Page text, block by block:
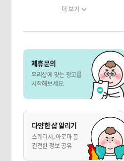
더 보기
제휴문의
우리샵에 맞는 광고를
시작해보세요.
다양한 샵 알리기
스웨디시, 아로마 등
건전한 정보 공유